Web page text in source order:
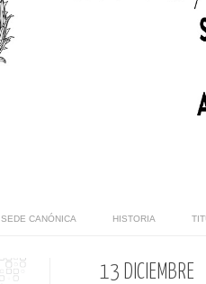
SEDE CANÓNICA HISTORIA
13 DICIEMBRE